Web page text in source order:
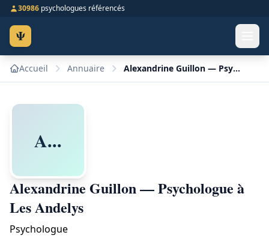
30986 psychologues référencés
Ψ
Accueil Annuaire Alexandrine Guillon — Psychologue à Les Andelys
A...
Alexandrine Guillon — Psychologue à
Les Andelys
Psychologue